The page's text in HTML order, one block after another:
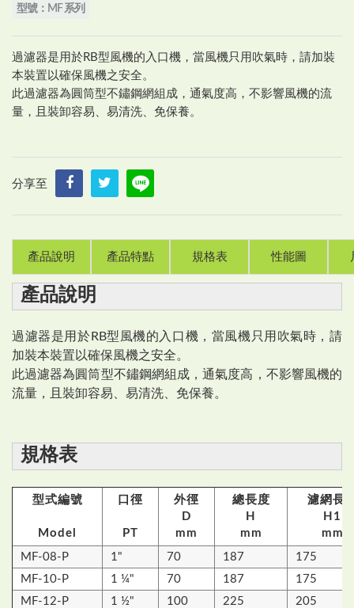
型號：MF 系列
過濾器是用於RB型風機的入口機，當風機只用吹氣時，請加裝
本裝置以確保風機之安全。
此過濾器為圓筒型不鏽鋼網組成，通氣度高，不影響風機的流
量，且裝卸容易、易清洗、免保養。
分享至
產品說明 產品特點 規格表 性能圖
產品說明
過濾器是用於RB型風機的入口機，當風機只用吹氣時，請
加裝本裝置以確保風機之安全。
此過濾器為圓筒型不鏽鋼網組成，通氣度高，不影響風機的
流量，且裝卸容易、易清洗、免保養。
規格表
型式編號
Model
口徑
PT
外徑
D
mm
總長度
H
mm
濾網長
H1
mm
MF-08-P
1" 70 187
175
MF-10-P
1 ¼" 70 187
175
MF-12-P
1 ½" 100 225
205